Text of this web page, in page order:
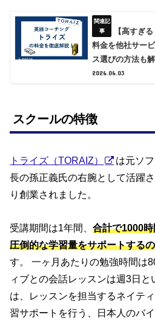
【高すぎ
料金を他社サー
ス選びの方法も
2026.06.03
スクールの特徴
トライズ（TORAIZ）
は元ソ
長の孫正義氏の右腕として活躍
り創業されました。
受講期間は1年間、合計で1000
圧倒的な学習量をサポートする
す。 一ヶ月あたりの勉強時間は
ィブとの会話レッスンは週3日
は、レッスンを担当するネイテ
習サポートを行う、日本人のバ